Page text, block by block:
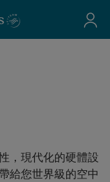
，現代化的硬體設
給您世界級的空中